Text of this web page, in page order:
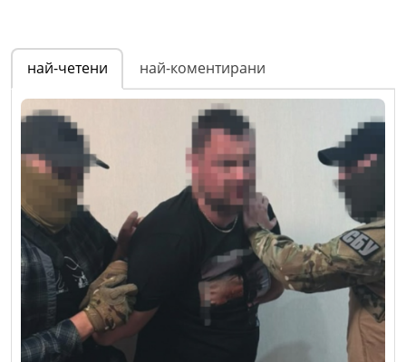
най-четени най-коментирани